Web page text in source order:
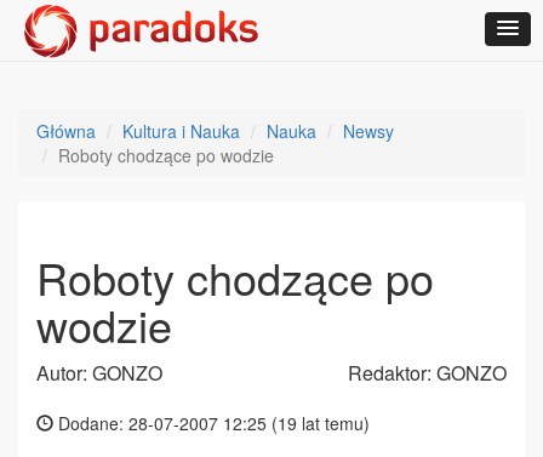
Główna Kultura i Nauka Nauka
Newsy
Roboty chodzące po wodzie
Roboty chodzące po
wodzie
Autor: GONZO Redaktor: GONZO
Dodane: 28-07-2007 12:25 (19 lat temu)